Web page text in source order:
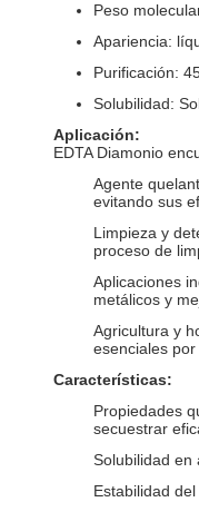
Peso
Apariencia:
Purificación:
Solubilidad:
Aplicación:
EDTA Diamonio
Agente
evitando sus
Limpieza y
proceso de
Aplicaciones
metálicos y
Agricultura y
esenciales
Características:
Propiedades
secuestrar
Solubilidad en
Estabilidad